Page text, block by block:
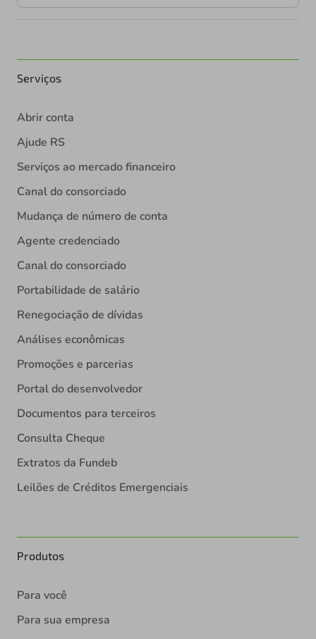
Serviços
Abrir conta
Ajude RS
Serviços ao mercado financeiro
Canal do consorciado
Mudança de número de conta
Agente credenciado
Canal do consorciado
Portabilidade de salário
Renegociação de dívidas
Análises econômicas
Promoções e parcerias
Portal do desenvolvedor
Documentos para terceiros
Consulta Cheque
Extratos da Fundeb
Leilões de Créditos Emergenciais
Produtos
Para você
Para sua empresa